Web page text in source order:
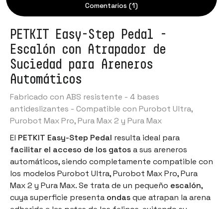
Comentarios (1)
PETKIT Easy-Step Pedal -
Escalón con Atrapador de
Suciedad para Areneros
Automáticos
Fabricado con ABS resistente - 4 bases
antideslizantes - Compatible con Purobot Ultra,
Purobot Max Pro, Pura Max 2 y Pura Max
El PETKIT Easy-Step Pedal resulta ideal para
facilitar el acceso de los gatosa sus areneros
automáticos, siendo completamente compatible con
los modelos Purobot Ultra, Purobot Max Pro, Pura
Max 2 y Pura Max. Se trata de un pequeño escalón,
cuya superficie presenta ondasque atrapan la arena